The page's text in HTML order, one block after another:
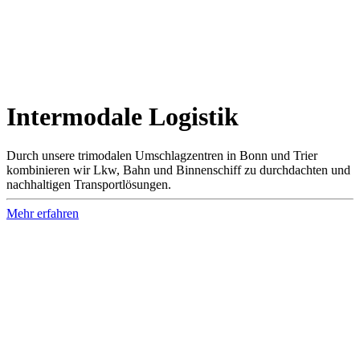
Inter­modale Logistik
Durch unsere trimodalen Umschlagzentren in Bonn und Trier
kombinieren wir Lkw, Bahn und Binnenschiff zu durchdachten und
nachhaltigen Transportlösungen.
Mehr erfahren